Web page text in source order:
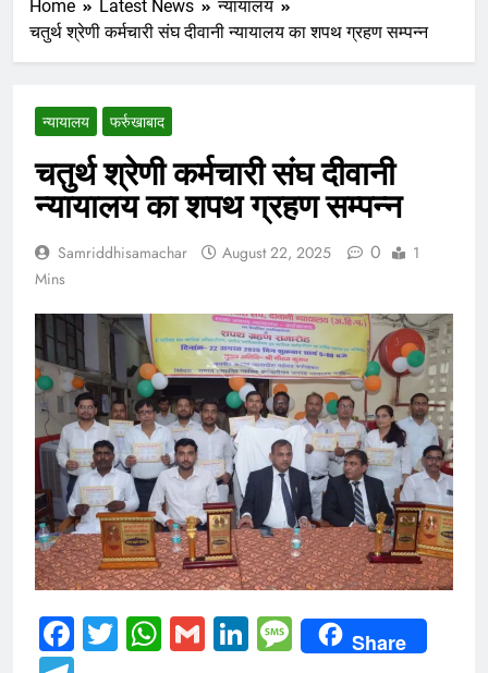
Home Latest News
न्यायालय
चतुर्थ श्रेणी कर्मचारी संघ दीवानी न्यायालय का शपथ ग्रहण सम्पन्न
न्यायालय फर्रुखाबाद
चतुर्थ श्रेणी कर्मचारी संघ दीवानी
न्यायालय का शपथ ग्रहण सम्पन्न
Samriddhisamachar August 22, 2025 0
1
Mins
Facebook
Twitter
WhatsApp
GmailLinkedIn
Message
Share